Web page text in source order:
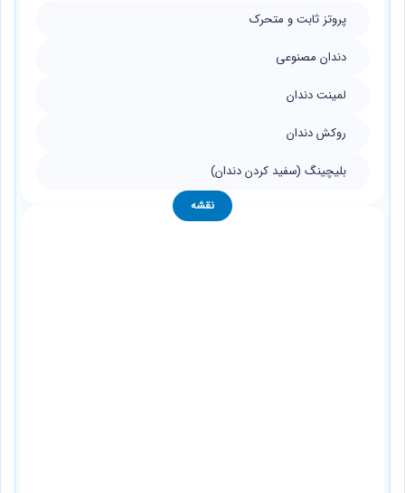
پروتز ثابت و متحرک
دندان مصنوعی
لمینت دندان
روکش دندان
بلیچینگ (سفید کردن دندان)
نقشه